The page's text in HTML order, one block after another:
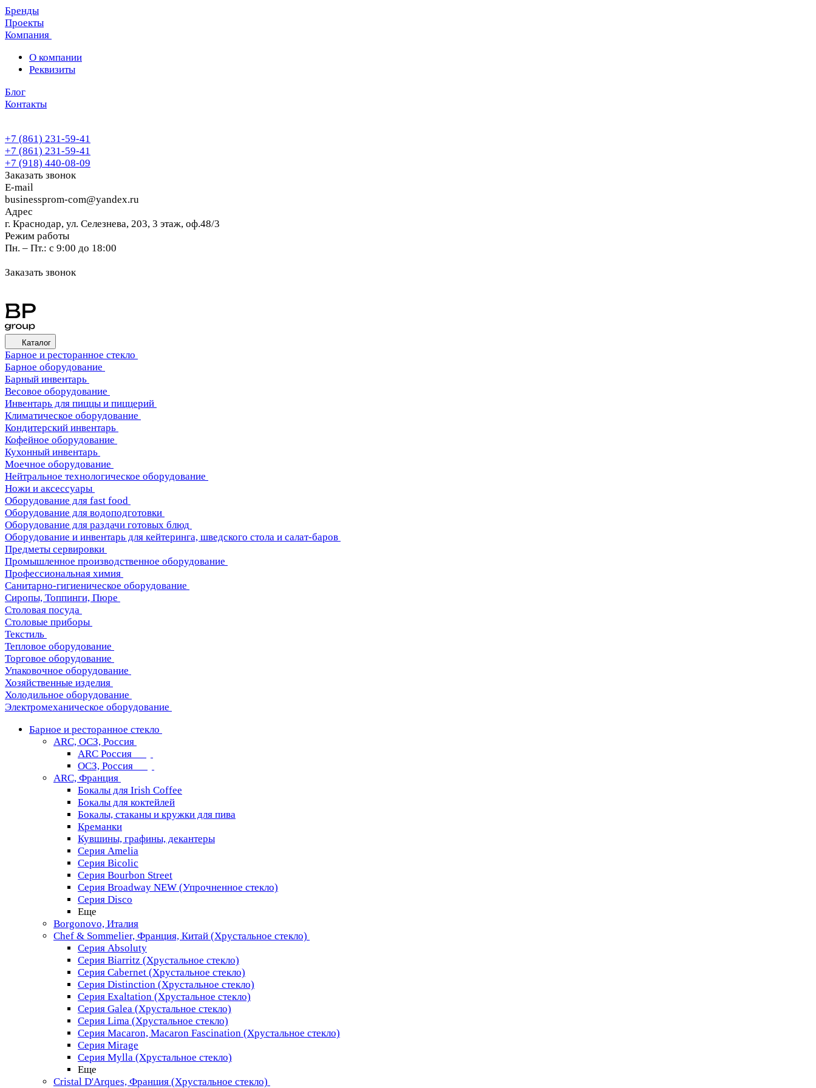
Бренды
Проекты
Компания
О компании
Реквизиты
Блог
Контакты
+7 (861) 231-59-41
+7 (861) 231-59-41
+7 (918) 440-08-09
Заказать звонок
E-mail
businessprom-com@yandex.ru
Адрес
г. Краснодар, ул. Селезнева, 203, 3 этаж, оф.48/3
Режим работы
Пн. – Пт.: с 9:00 до 18:00
Заказать звонок
Каталог
Барное и ресторанное стекло
Барное оборудование
Барный инвентарь
Весовое оборудование
Инвентарь для пиццы и пиццерий
Климатическое оборудование
Кондитерский инвентарь
Кофейное оборудование
Кухонный инвентарь
Моечное оборудование
Нейтральное технологическое оборудование
Ножи и аксессуары
Оборудование для fast food
Оборудование для водоподготовки
Оборудование для раздачи готовых блюд
Оборудование и инвентарь для кейтеринга, шведского стола и салат-баров
Предметы сервировки
Промышленное производственное оборудование
Профессиональная химия
Санитарно-гигиеническое оборудование
Сиропы, Топпинги, Пюре
Столовая посуда
Столовые приборы
Текстиль
Тепловое оборудование
Торговое оборудование
Упаковочное оборудование
Хозяйственные изделия
Холодильное оборудование
Электромеханическое оборудование
Барное и ресторанное стекло
ARC, ОСЗ, Россия
ARC Россия
ОСЗ, Россия
ARC, Франция
Бокалы для Irish Coffee
Бокалы для коктейлей
Бокалы, стаканы и кружки для пива
Креманки
Кувшины, графины, декантеры
Серия Amelia
Серия Bicolic
Серия Bourbon Street
Серия Broadway NEW (Упрочненное стекло)
Серия Disco
Еще
Borgonovo, Италия
Chef & Sommelier, Франция, Китай (Хрустальное стекло)
Серия Absoluty
Серия Biarritz (Хрустальное стекло)
Серия Cabernet (Хрустальное стекло)
Серия Distinction (Хрустальное стекло)
Серия Exaltation (Хрустальное стекло)
Серия Galea (Хрустальное стекло)
Серия Lima (Хрустальное стекло)
Серия Macaron, Macaron Fascination (Хрустальное стекло)
Серия Mirage
Серия Mylla (Хрустальное стекло)
Еще
Cristal D'Arques, Франция (Хрустальное стекло)